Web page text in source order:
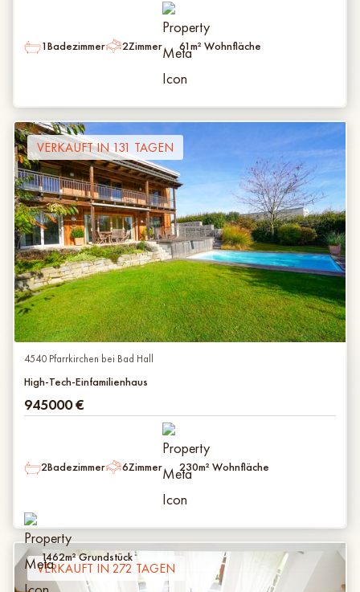
1Badezimmer 2Zimmer 61m² Wohnfläche
VERKAUFT IN 131 TAGEN
4540 Pfarrkirchen bei Bad Hall
High-Tech-Einfamilienhaus
945000€
2Badezimmer 6Zimmer 230m² Wohnfläche
1462m² Grundstück
VERKAUFT IN 272 TAGEN